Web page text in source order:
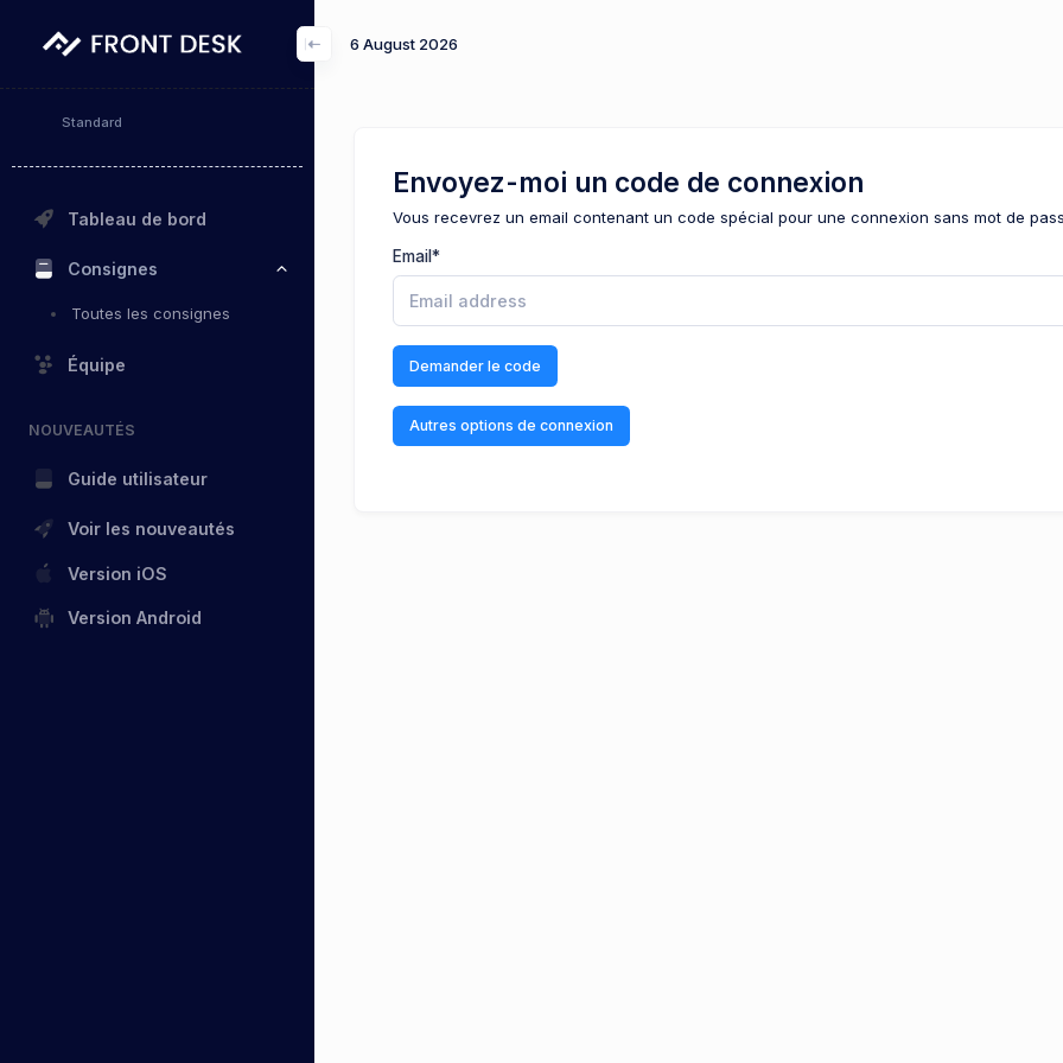
6 August 2026
Standard
Tableau de bord
Consignes
Toutes les consignes
Équipe
NOUVEAUTÉS
Guide utilisateur
Voir les nouveautés
Version iOS
Version Android
Envoyez-moi un code de connexion
Vous recevrez un email contenant un code spécial pour une connexion sans mot de
Email*
Demander le code
Autres options de connexion